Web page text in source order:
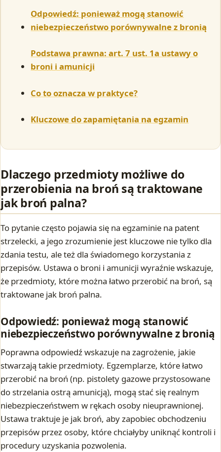
Odpowiedź: ponieważ mogą stanowić
niebezpieczeństwo porównywalne z bronią
Podstawa prawna: art. 7 ust. 1a ustawy o
broni i amunicji
Co to oznacza w praktyce?
Kluczowe do zapamiętania na egzamin
Dlaczego przedmioty możliwe do
przerobienia na broń są traktowane
jak broń palna?
To pytanie często pojawia się na egzaminie na patent
strzelecki, a jego zrozumienie jest kluczowe nie tylko dla
zdania testu, ale też dla świadomego korzystania z
przepisów. Ustawa o broni i amunicji wyraźnie wskazuje,
że przedmioty, które można łatwo przerobić na broń, są
traktowane jak broń palna.
Odpowiedź: ponieważ mogą stanowić
niebezpieczeństwo porównywalne z bronią
Poprawna odpowiedź wskazuje na zagrożenie, jakie
stwarzają takie przedmioty. Egzemplarze, które łatwo
przerobić na broń (np. pistolety gazowe przystosowane
do strzelania ostrą amunicją), mogą stać się realnym
niebezpieczeństwem w rękach osoby nieuprawnionej.
Ustawa traktuje je jak broń, aby zapobiec obchodzeniu
przepisów przez osoby, które chciałyby uniknąć kontroli i
procedury uzyskania pozwolenia.